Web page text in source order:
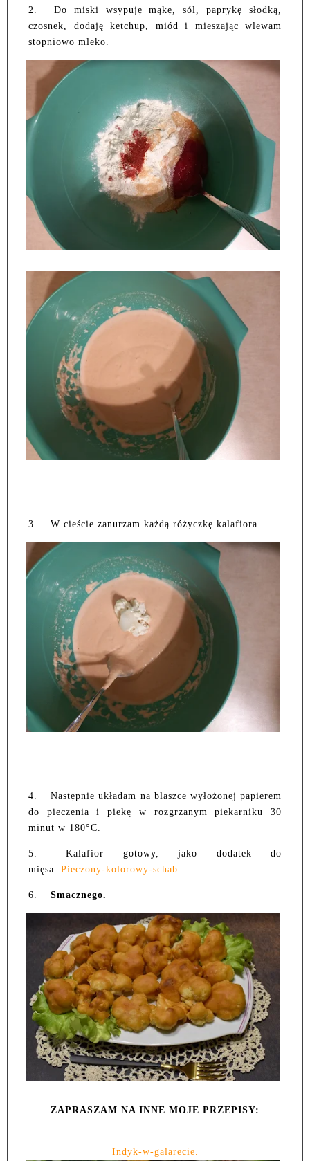
2.
Do miski wsypuję mąkę, sól, paprykę słodką,
czosnek, dodaję ketchup, miód i mieszając wlewam
stopniowo mleko.
3. W cieście zanurzam każdą różyczkę kalafiora.
4.
Następnie układam na blaszce wyłożonej papierem
do pieczenia i piekę w rozgrzanym piekarniku 30
minut w 180°C.
5.
Kalafior gotowy, jako dodatek do
mięsa. Pieczony-kolorowy-schab.
6. Smacznego.
ZAPRASZAM NA INNE MOJE PRZEPISY:
Indyk-w-galarecie.